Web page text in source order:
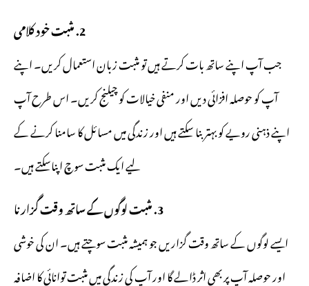
2. مثبت خود کلامی
جب آپ اپنے ساتھ بات کرتے ہیں تو مثبت زبان استعمال کریں۔ اپنے
آپ کو حوصلہ افزائی دیں اور منفی خیالات کو چیلنج کریں۔ اس طرح آپ
اپنے ذہنی رویے کو بہتر بنا سکتے ہیں اور زندگی میں مسائل کا سامنا کرنے کے
لیے ایک مثبت سوچ اپناسکتے ہیں۔
3. مثبت لوگوں کے ساتھ وقت گزارنا
ایسے لوگوں کے ساتھ وقت گزاریں جو ہمیشہ مثبت سوچتے ہیں۔ ان کی خوشی
اور حوصلہ آپ پر بھی اثر ڈالے گا اور آپ کی زندگی میں مثبت توانائی کا اضافہ